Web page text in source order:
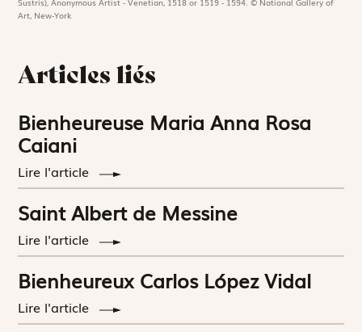
Art, New-York
Articles liés
Bienheureuse Maria Anna Rosa
Caiani
Lire l'article
Saint Albert de Messine
Lire l'article
Bienheureux Carlos López Vidal
Lire l'article